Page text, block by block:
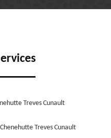
Treves Cunault
Treves Cunault